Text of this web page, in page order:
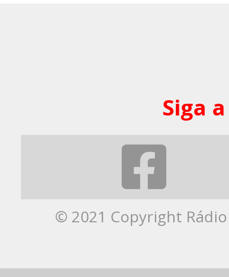
Siga
© 2021 Copyright